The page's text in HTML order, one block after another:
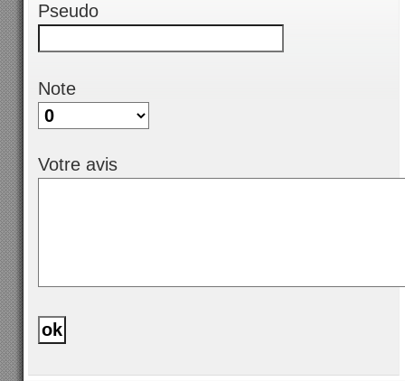
Pseudo
Note
Votre avis